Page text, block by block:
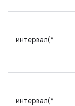
интервал(*
интервал(*